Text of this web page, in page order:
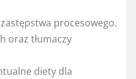
procesowego.
oraz tłumaczy
diety dla